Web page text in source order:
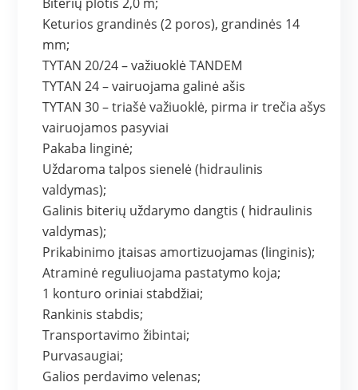
Keturios grandinės (2 poros), grandinės 14
mm;
TYTAN 20/24 – važiuoklė TANDEM
TYTAN 24 – vairuojama galinė ašis
TYTAN 30 – triašė važiuoklė, pirma ir trečia ašys
vairuojamos pasyviai
Pakaba linginė;
Uždaroma talpos sienelė (hidraulinis
valdymas);
Galinis biterių uždarymo dangtis ( hidraulinis
valdymas);
Prikabinimo įtaisas amortizuojamas (linginis);
Atraminė reguliuojama pastatymo koja;
1 konturo oriniai stabdžiai;
Rankinis stabdis;
Transportavimo žibintai;
Purvasaugiai;
Galios perdavimo velenas;